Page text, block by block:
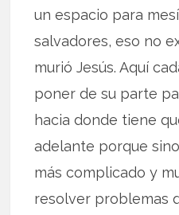
un espacio para
salvadores, eso no
murió Jesús. Aquí
poner de su parte
hacia donde tiene
adelante porque
más complicado y
resolver problemas